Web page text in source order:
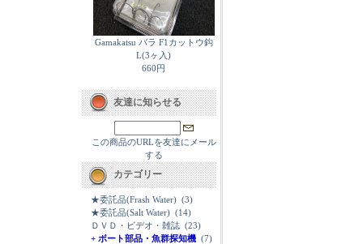
Gamakatsu バラ F1カットウ鈎
L(3ヶ入)
660円
友達に知らせる
この商品のURLを友達にメール
する
カテゴリー
★委託品(Frash Water) (3)
★委託品(Salt Water) (14)
ＤＶＤ・ビデオ・雑誌 (23)
+ ボート部品・魚群探知機 (7)